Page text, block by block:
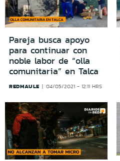
Pareja busca apoyo
para continuar con
noble labor de “olla
comunitaria” en Talca
REDMAULE 04/05/2021 - 12:11 HRS